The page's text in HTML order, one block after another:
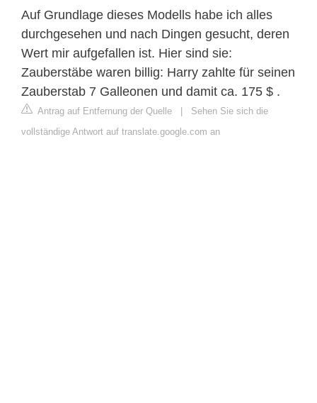
Auf Grundlage dieses Modells habe ich alles
durchgesehen und nach Dingen gesucht, deren
Wert mir aufgefallen ist. Hier sind sie:
Zauberstäbe waren billig: Harry zahlte für seinen
Zauberstab 7 Galleonen und damit ca. 175 $ .
Antrag auf Entfernung der Quelle | Sehen Sie sich die
vollständige Antwort auf translate.google.com an